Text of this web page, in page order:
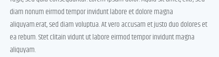
diam nonum eirmod tempor invidunt labore et dolore magna
aliquyam.erat, sed diam voluptua. At vero accusam et justo duo dolores et
ea rebum. Stet clitain vidunt ut labore eirmod tempor invidunt magna
aliquyam.